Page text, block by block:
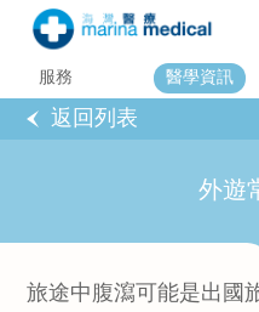
服務 醫學資訊
返回列表
外遊
旅途中腹瀉可能是出國